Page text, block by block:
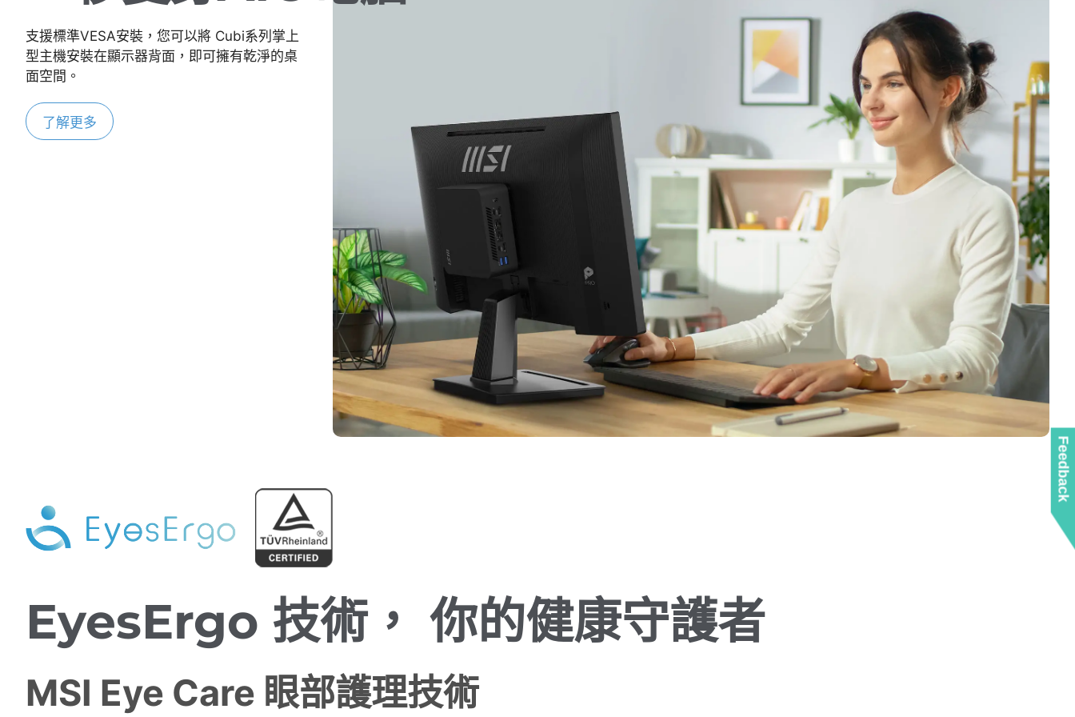
支援標準VESA安裝，您可以將 Cubi系列掌上
型主機安裝在顯示器背面，即可擁有乾淨的桌
面空間。
了解更多
EyesErgo 技術， 你的健康守護者
MSI Eye Care 眼部護理技術
Feedback